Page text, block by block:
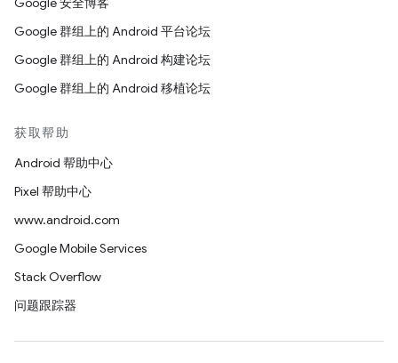
Google 群组上的 Android 平台论坛
Google 群组上的 Android 构建论坛
Google 群组上的 Android 移植论坛
获取帮助
Android 帮助中心
Pixel 帮助中心
www.android.com
Google Mobile Services
Stack Overflow
问题跟踪器